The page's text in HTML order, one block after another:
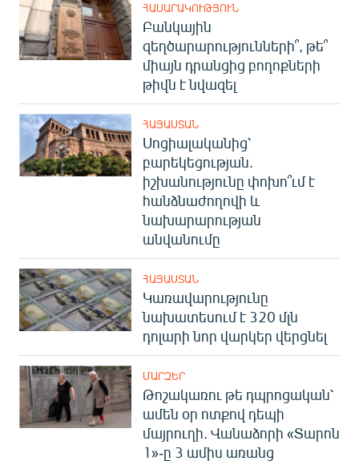
ՀԱՍԱՐԱԿՈՒԹՅՈՒՆ
Բանկային
զեղծարարությունների՞, թե՞
միայն դրանցից բողոքների
թիվն է նվազել
ՀԱՅԱՍՏԱՆ
Սոցիալականից՝
բարեկեցության.
իշխանությունը փոխո՞ւմ է
հանձնաժողովի և
նախարարության
անվանումը
ՀԱՅԱՍՏԱՆ
Կառավարությունը
նախատեսում է 320 մլն
դոլարի նոր վարկեր վերցնել
ՄԱՐԶԵՐ
Թոշակառու թե դպրոցական՝
ամեն օր ոտքով դեպի
մայրուղի. Վանաձորի «Տարոն
1»-ը 3 ամիս առանց